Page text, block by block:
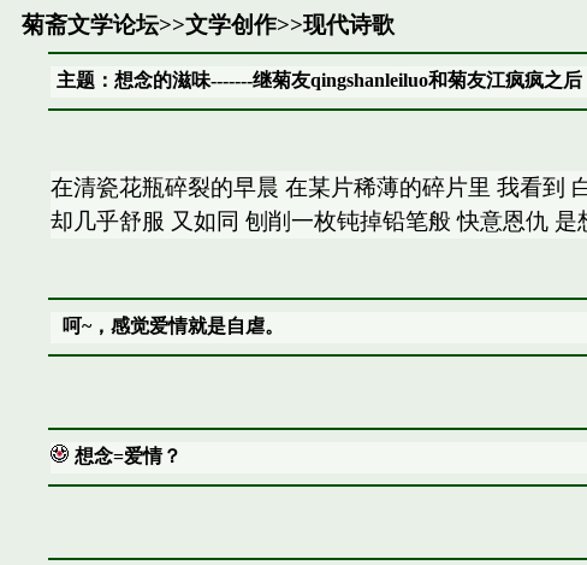
菊斋文学论坛>>文学创作>>现代诗歌
主题：想念的滋味-------继菊友qingshanleiluo和菊友江疯疯之后
在清瓷花瓶碎裂的早晨 在某片稀薄的碎片里 我看到
却几乎舒服 又如同 刨削一枚钝掉铅笔般 快意恩仇 是
呵~，感觉爱情就是自虐。
想念=爱情？